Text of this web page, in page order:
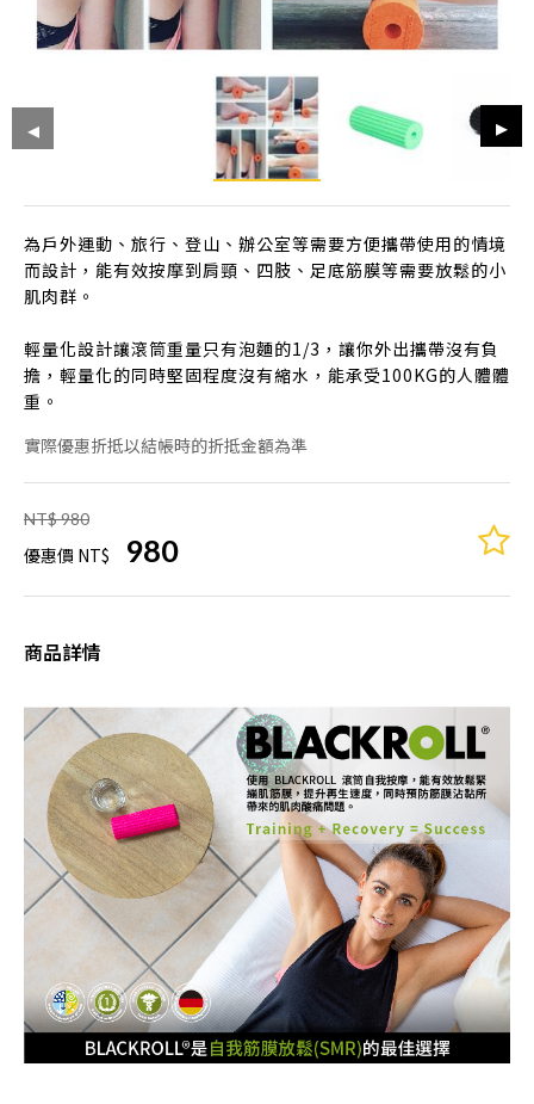
為戶外運動、旅行、登山、辦公室等需要方便攜帶使用的情境
而設計，能有效按摩到肩頸、四肢、足底筋膜等需要放鬆的小
肌肉群。
輕量化設計讓滾筒重量只有泡麵的1/3，讓你外出攜帶沒有負
擔，輕量化的同時堅固程度沒有縮水，能承受100KG的人體體
重。
實際優惠折抵以結帳時的折抵金額為準
NT$ 980
優惠價 NT$ 980
商品詳情